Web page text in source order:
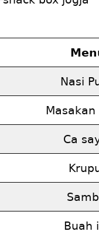
Nasi
Masakan
Ca
Buah